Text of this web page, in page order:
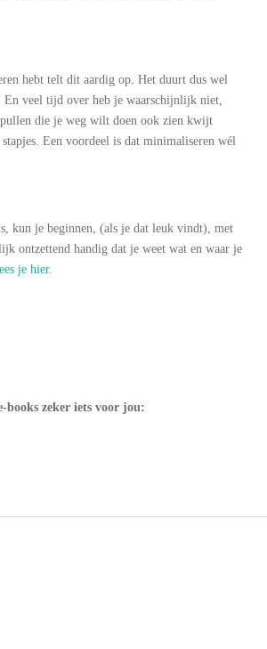
hebt telt dit aardig op. Het duurt dus wel
En veel tijd over heb je waarschijnlijk niet,
die je weg wilt doen ook zien kwijt
Een voordeel is dat minimaliseren wél
kun je beginnen, (als je dat leuk vindt), met
ontzettend handig dat je weet wat en waar je
je hier.
books zeker iets voor jou: